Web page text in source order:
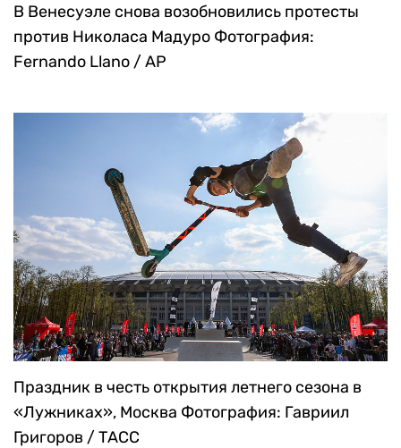
В Венесуэле снова возобновились протесты
против Николаса Мадуро Фотография:
Fernando Llano / AP
Праздник в честь открытия летнего сезона в
«Лужниках», Москва Фотография: Гавриил
Григоров / ТАСС